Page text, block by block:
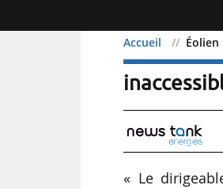
Accueil Éolien
Éolien : «
« Le